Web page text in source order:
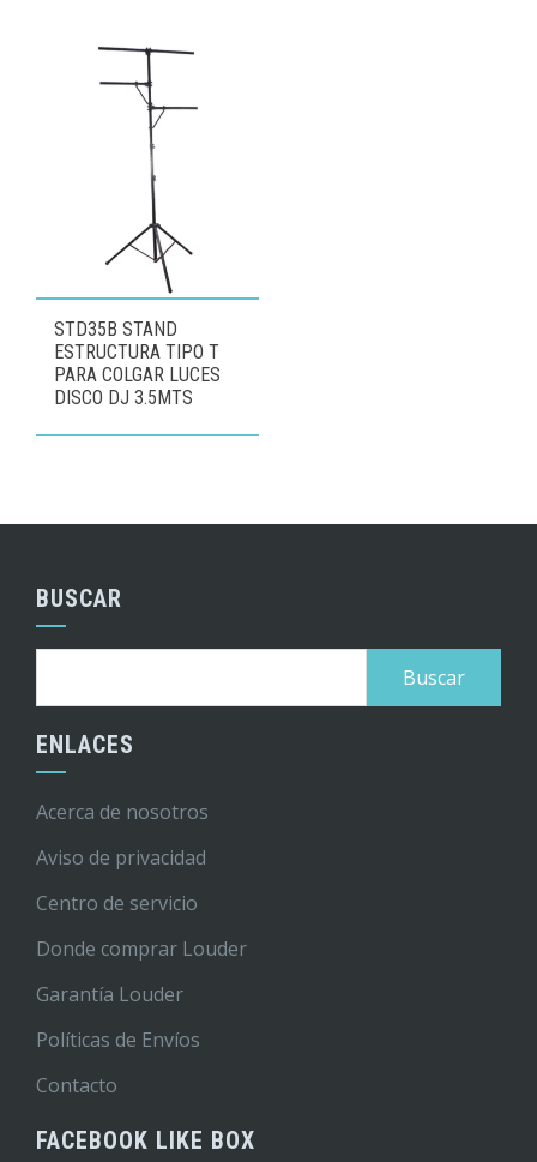
STD35B STAND
ESTRUCTURA TIPO T
PARA COLGAR LUCES
DISCO DJ 3.5MTS
BUSCAR
ENLACES
Acerca de nosotros
Aviso de privacidad
Centro de servicio
Donde comprar Louder
Garantía Louder
Políticas de Envíos
Contacto
FACEBOOK LIKE BOX